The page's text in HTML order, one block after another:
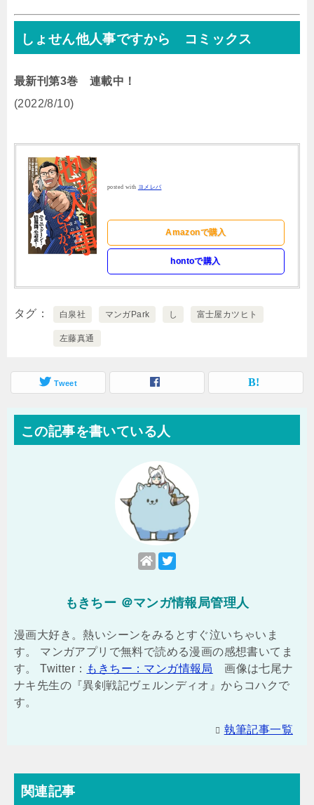
しょせん他人事ですから コミックス
最新刊第3巻 連載中！
(2022/8/10)
posted with ヨメレバ
Amazonで購入
hontoで購入
タグ 白泉社 マンガPark し 富士屋カツヒト
左藤真通
Tweet
この記事を書いている人
もきちー ＠マンガ情報局管理人
漫画大好き。熱いシーンをみるとすぐ泣いちゃいま
す。 マンガアプリで無料で読める漫画の感想書いてま
す。 Twitter： もきちー：マンガ情報局
画像は七尾ナ
ナキ先生の『異剣戦記ヴェルンディオ』からコハクで
す。
執筆記事一覧
関連記事